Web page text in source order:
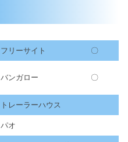
フリーサイト 〇
バンガロー 〇
トレーラーハウス
パオ